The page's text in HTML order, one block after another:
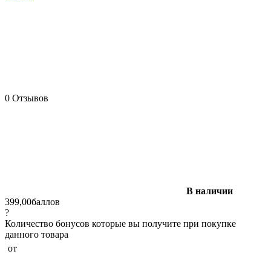
0 Отзывов
В наличии
399,00баллов
?
Количество бонусов которые вы получите при покупке
данного товара
от